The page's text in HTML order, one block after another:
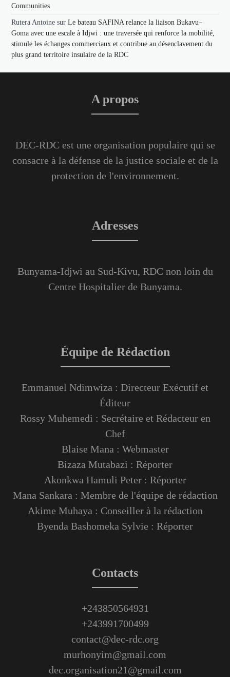
Communities
Rutera Antoine surLe bateau SAFINA relance la liaison Bukavu–
Goma avec une escale à Idjwi : une traversée qui renforce la mobilité,
stimule les échanges commerciaux et contribue au désenclavement du
plus grand territoire insulaire de la RDC
A propos
DEC-RDC est une organisation populaire qui se
consacre à la défense de la justice sociale et de la
protection de l'environnement.
Adresses
Bunyama-Idjwi au Sud-Kivu, RDC non loin du
Centre Hospitalier de Bunyama.
Équipe de Rédaction
Emmanuel Ndimwiza : Directeur Exécutif et
Éditeur
Rossy Muhemedi : Secrétaire et Rédacteur en
Chef
Blaise Mana : Webmaster
Bizaza Mutabazi : Réporter
Akonkwa Hamuli Peter : Réporter
Mana Sankara : Membre de l'équipe de rédaction
Akime Muhaya : Conseiller à la rédaction
Byenda Bashomeka Sylvie : Réporter
Contacts
+243850564931
+243991700499
contact@dec-rdc.org
murhonyim@gmail.com
dec.organisation21@gmail.com